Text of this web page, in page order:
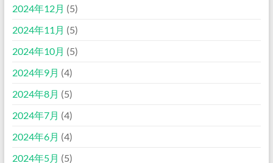
2024年12月 (5)
2024年11月 (5)
2024年10月 (5)
2024年9月 (4)
2024年8月 (5)
2024年7月 (4)
2024年6月 (4)
2024年5月 (5)